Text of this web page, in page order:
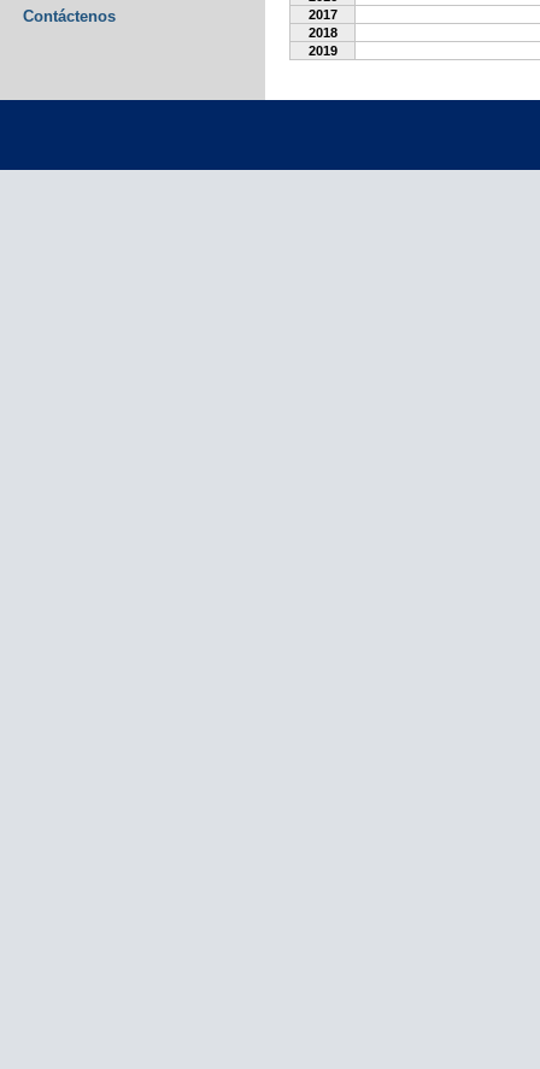
Contáctenos
2017
2018
2019